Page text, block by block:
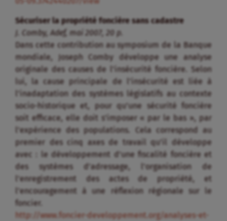
Sécuriser la propriété foncière sans cadastre
J. Comby, Adef, mai 2007, 20 p.
Dans cette contribution au symposium de la Banque
mondiale, Joseph Comby développe une analyse
originale des causes de l’insécurité foncière. Selon
lui, la cause principale de l’insécurité est liée à
l’inadaptation des systèmes législatifs au contexte
socio-historique et, pour qu’une sécurité foncière
soit efficace, elle doit s’imposer « par le bas », par
l’expérience des populations. Cela correspond au
premier des cinq axes de travail qu’il développe
avec : le développement d’une fiscalité foncière et
des systèmes d’adressage, l’organisation de
l’enregistrement des actes de propriété, et
l’encouragement à une réflexion régionale sur le
foncier.
http://www.foncier-developpement.org/analyses-et-